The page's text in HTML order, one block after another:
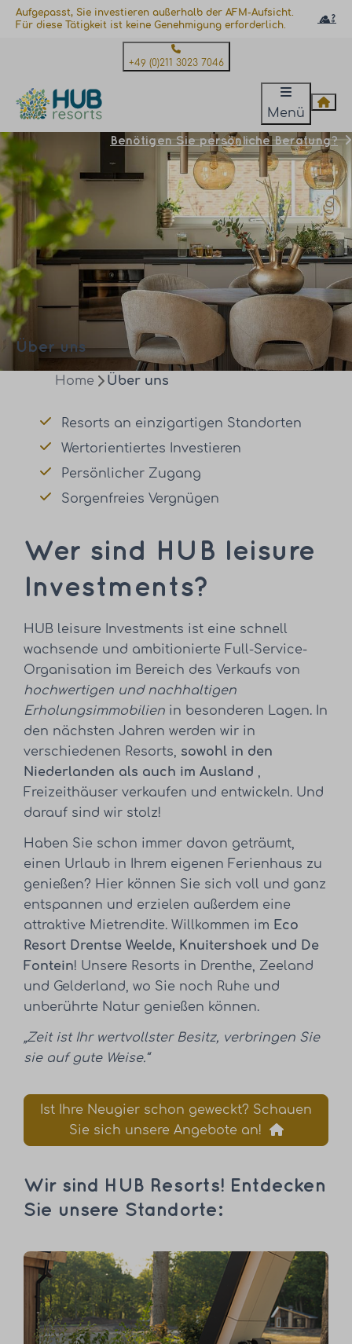
Aufgepasst, Sie investieren außerhalb der AFM-Aufsicht.
Für diese Tätigkeit ist keine Genehmigung erforderlich.
+49 (0)211 3023 7046
Menü
Über uns
Benötigen Sie persönliche Beratung?
Home Über uns
Resorts an einzigartigen Standorten
Wertorientiertes Investieren
Persönlicher Zugang
Sorgenfreies Vergnügen
Wer sind HUB leisure
Investments?
HUB leisure Investments ist eine schnell
wachsende und ambitionierte Full-Service-
Organisation im Bereich des Verkaufs von
hochwertigen und nachhaltigen
Erholungsimmobilien in besonderen Lagen. In
den nächsten Jahren werden wir in
verschiedenen Resorts, sowohl in den
Niederlanden als auch im Ausland ,
Freizeithäuser verkaufen und entwickeln. Und
darauf sind wir stolz!
Haben Sie schon immer davon geträumt,
einen Urlaub in Ihrem eigenen Ferienhaus zu
genießen? Hier können Sie sich voll und ganz
entspannen und erzielen außerdem eine
attraktive Mietrendite. Willkommen im Eco
Resort Drentse Weelde, Knuitershoek und De
Fontein! Unsere Resorts in Drenthe, Zeeland
und Gelderland, wo Sie noch Ruhe und
unberührte Natur genießen können.
„Zeit ist Ihr wertvollster Besitz, verbringen Sie
sie auf gute Weise.“
Ist Ihre Neugier schon geweckt? Schauen
Sie sich unsere Angebote an!
Wir sind HUB Resorts! Entdecken
Sie unsere Standorte: